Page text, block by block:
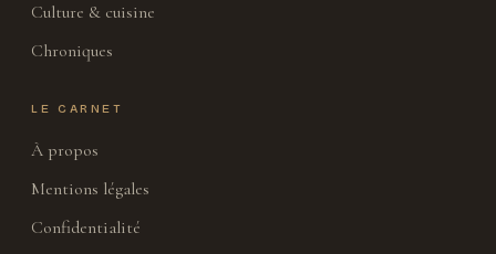
Culture & cuisine
Chroniques
LE CARNET
À propos
Mentions légales
Confidentialité